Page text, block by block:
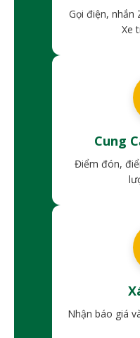
Gọi điện,
Xe
Cung
Điểm đón,
Nhận báo giá